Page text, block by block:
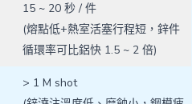
15 ~ 20 秒 / 件
(熔點低+熱室活塞行程短，鋅件
循環率可比鋁快 1.5 ~ 2 倍)
> 1 M shot